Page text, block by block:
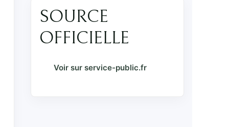
SOURCE
OFFICIELLE
Voir sur service-public.fr